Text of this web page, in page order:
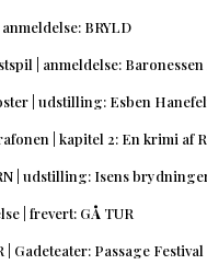
BRYLD
| anmeldelse:
| udstilling: Esben
| kapitel 2: En krimi af
| udstilling: Isens
| frevert: GÅ TUR
Gadeteater: Passage Festival